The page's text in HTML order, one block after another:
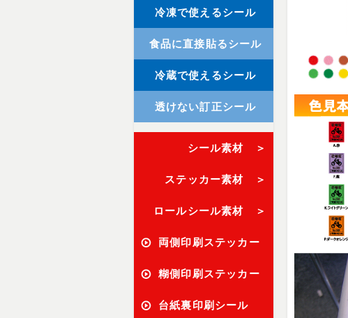
冷凍で使えるシール
食品に直接貼るシール
冷蔵で使えるシール
透けない訂正シール
シール素材 ＞
ステッカー素材 ＞
ロールシール素材 ＞
両側印刷ステッカー
糊側印刷ステッカー
台紙裏印刷シール